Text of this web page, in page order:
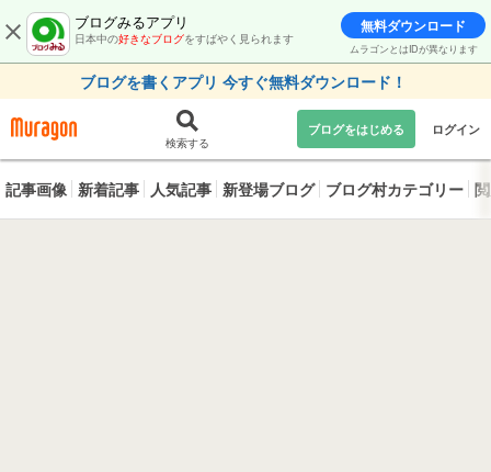
ブログみるアプリ
日本中の好きなブログをすばやく見られます
無料ダウンロード
ムラゴンとはIDが異なります
ブログを書くアプリ 今すぐ無料ダウンロード！
検索する
ブログをはじめる ログイン
記事画像 新着記事 人気記事 新登場ブログ ブログ村カテゴリー